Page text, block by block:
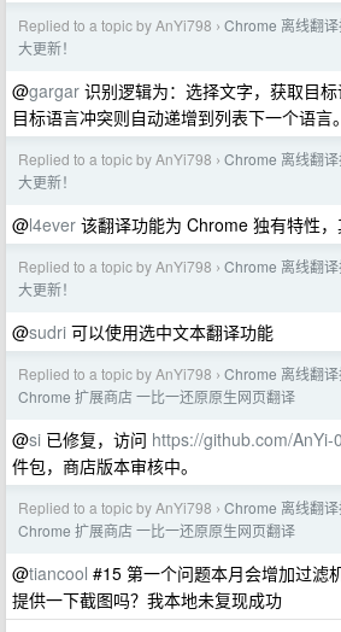
Replied to a topic by AnYi798 › Chrome 离线翻
大更新！
@gargar 识别逻辑为：选择文字，获取目
目标语言冲突则自动递增到列表下一个语言。
Replied to a topic by AnYi798 › Chrome 离线翻
大更新！
@l4ever 该翻译功能为 Chrome 独有特性
Replied to a topic by AnYi798 › Chrome 离线翻
大更新！
@sudri 可以使用选中文本翻译功能
Replied to a topic by AnYi798 › Chrome 离线翻
Chrome 扩展商店 一比一还原原生网页翻译
@si 已修复，访问 https://github.com/AnYi-
件包，商店版本审核中。
Replied to a topic by AnYi798 › Chrome 离线翻
Chrome 扩展商店 一比一还原原生网页翻译
@tiancool #15 第一个问题本月会增加过滤
提供一下截图吗？我本地未复现成功